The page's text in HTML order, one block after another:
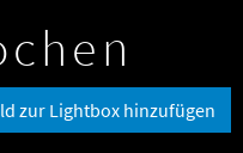
zur Lightbox hinzufügen